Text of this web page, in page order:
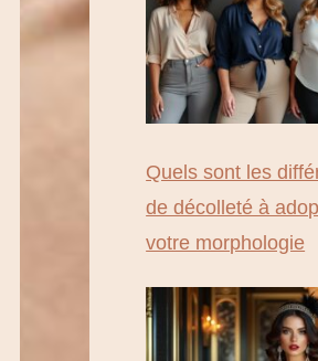
Quels sont les
de décolleté à
votre morphologie